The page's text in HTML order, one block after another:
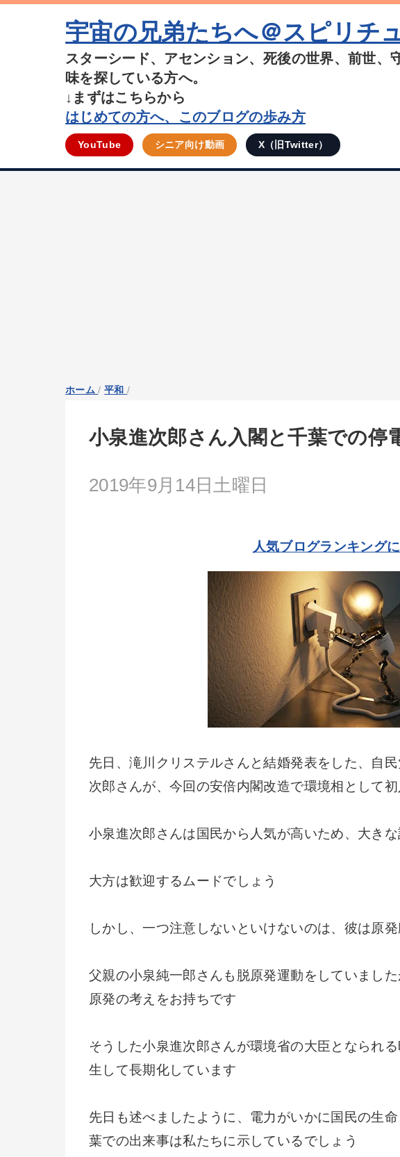
宇宙の兄弟たちへ＠スピリチ
スターシード、アセンション、死後の世界、前世
味を探している方へ。
↓まずはこちらから
はじめての方へ、このブログの歩み方
YouTube シニア向け動画 X（旧Twitter）
ホーム /平和 /
小泉進次郎さん入閣と千葉での停
2019年9月14日土曜日
人気ブログランキング
先日、滝川クリステルさんと結婚発表をした、自
次郎さんが、今回の安倍内閣改造で環境相として
小泉進次郎さんは国民から人気が高いため、大き
大方は歓迎するムードでしょう
しかし、一つ注意しないといけないのは、彼は原
父親の小泉純一郎さんも脱原発運動をしていまし
原発の考えをお持ちです
そうした小泉進次郎さんが環境省の大臣となられ
生して長期化しています
先日も述べましたように、電力がいかに国民の生
葉での出来事は私たちに示しているでしょう